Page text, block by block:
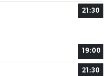
21:30
19:00
21:30